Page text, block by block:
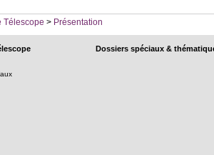
Télescope > Présentation
Dossiers spéciaux &